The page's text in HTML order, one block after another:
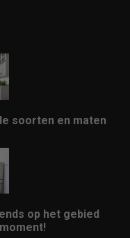
soorten en maten
op het gebied